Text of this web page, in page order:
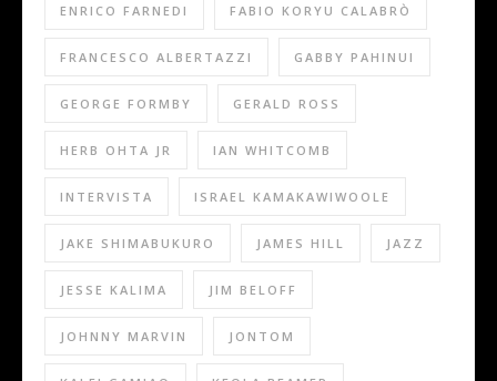
ENRICO FARNEDI FABIO KORYU CALABRÒ
FRANCESCO ALBERTAZZI GABBY PAHINUI
GEORGE FORMBY GERALD ROSS
HERB OHTA JR IAN WHITCOMB
INTERVISTA ISRAEL KAMAKAWIWOOLE
JAKE SHIMABUKURO JAMES HILL JAZZ
JESSE KALIMA JIM BELOFF
JOHNNY MARVIN JONTOM